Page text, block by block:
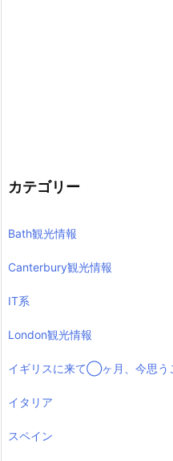
カテゴリー
Bath観光情報
Canterbury観光情報
IT系
London観光情報
イギリスに来て◯ヶ月、今思う
イタリア
スペイン